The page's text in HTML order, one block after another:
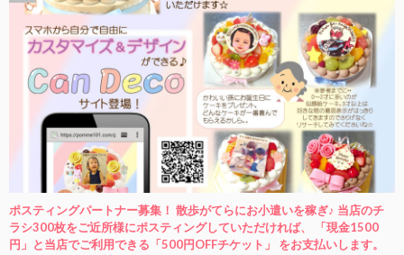
ポスティングパートナー募集！ 散歩がてらにお小遣いを稼ぎ♪ 当店のチ
ラシ300枚をご近所様にポスティングしていただければ、 「現金1500
円」と当店でご利用できる「500円OFFチケット」 をお支払いします。